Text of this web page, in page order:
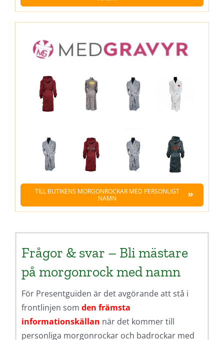
TILL BUTIKENS MORGONROCKAR MED PERSONLIGT
NAMN
Frågor & svar – Bli mästare
på morgonrock med namn
För Presentguiden är det avgörande att stå i
frontlinjen som den främsta
informationskällan när det kommer till
personliga morgonrockar och badrockar med